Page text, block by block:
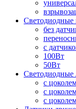
Светодиодные
без
с
100Вт
50Вт
с
с
с